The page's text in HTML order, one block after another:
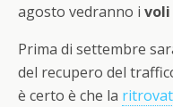
agosto vedranno i
Prima di settembre
del recupero del
è certo è che la